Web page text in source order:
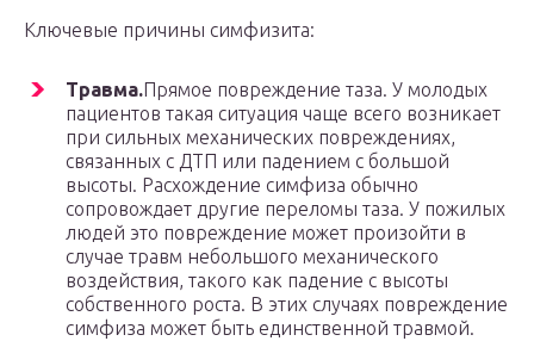
Ключевые причины симфизита:
Травма.Прямое повреждение таза. У молодых
пациентов такая ситуация чаще всего возникает
при сильных механических повреждениях,
связанных с ДТП или падением с большой
высоты. Расхождение симфиза обычно
сопровождает другие переломы таза. У пожилых
людей это повреждение может произойти в
случае травм небольшого механического
воздействия, такого как падение с высоты
собственного роста. В этих случаях повреждение
симфиза может быть единственной травмой.